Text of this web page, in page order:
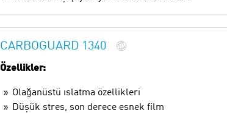
CARBOGUARD 1340
Özellikler:
Olağanüstü ıslatma özellikleri
Düşük stres, son derece esnek film